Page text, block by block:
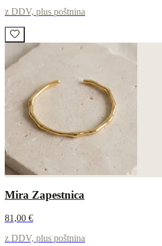
z DDV, plus poštnina
Mira Zapestnica
81,00 €
z DDV, plus poštnina